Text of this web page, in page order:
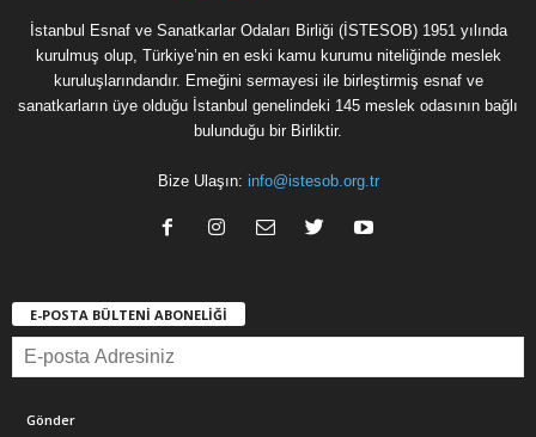
İstanbul Esnaf ve Sanatkarlar Odaları Birliği (İSTESOB) 1951 yılında
kurulmuş olup, Türkiye’nin en eski kamu kurumu niteliğinde meslek
kuruluşlarındandır. Emeğini sermayesi ile birleştirmiş esnaf ve
sanatkarların üye olduğu İstanbul genelindeki 145 meslek odasının bağlı
bulunduğu bir Birliktir.
Bize Ulaşın: info@istesob.org.tr
E-POSTA BÜLTENİ ABONELİĞİ